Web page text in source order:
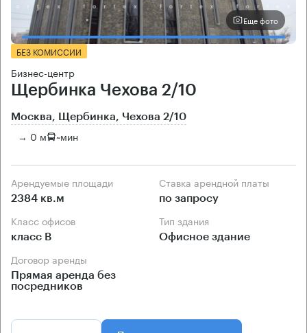
Еще фото
БЕЗ КОМИССИИ
Бизнес-центр
Щербинка Чехова 2/10
Москва, Щербинка, Чехова 2/10
→ 0 м ~мин
Арендуемые площади
2384 кв.м
Ставка арендной платы
по запросу
Класс офисов
класс B
Тип здания
Офисное здание
Договор аренды
Прямая аренда без
посредников